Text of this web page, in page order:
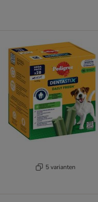
5 varianten